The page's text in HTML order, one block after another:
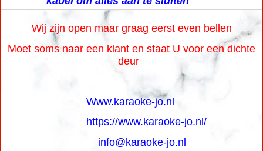
Wij zijn open maar graag eerst even bellen
Moet soms naar een klant en staat U voor een dichte
deur
Www.karaoke-jo.nl
https://www.karaoke-jo.nl/
info@karaoke-jo.nl